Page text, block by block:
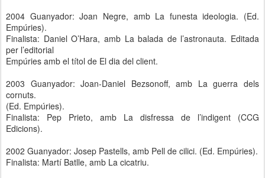
2004 Guanyador: Joan Negre, amb La funesta ideologia. (Ed.
Empúries).
Finalista: Daniel O’Hara, amb La balada de l’astronauta. Editada
per l’editorial
Empúries amb el títol de El dia del client.
2003 Guanyador: Joan-Daniel Bezsonoff, amb La guerra dels
cornuts.
(Ed. Empúries).
Finalista: Pep Prieto, amb La disfressa de l’indigent (CCG
Edicions).
2002 Guanyador: Josep Pastells, amb Pell de cilici. (Ed. Empúries).
Finalista: Martí Batlle, amb La cicatriu.